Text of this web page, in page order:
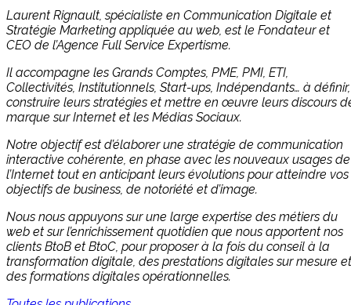
Laurent Rignault, spécialiste en Communication Digitale et
Stratégie Marketing appliquée au web, est le Fondateur et
CEO de l’Agence Full Service Expertisme.
Il accompagne les Grands Comptes, PME, PMI, ETI,
Collectivités, Institutionnels, Start-ups, Indépendants… à définir,
construire leurs stratégies et mettre en œuvre leurs discours
marque sur Internet et les Médias Sociaux.
Notre objectif est d’élaborer une stratégie de communication
interactive cohérente, en phase avec les nouveaux usages de
l’Internet tout en anticipant leurs évolutions pour atteindre vos
objectifs de business, de notoriété et d’image.
Nous nous appuyons sur une large expertise des métiers du
web et sur l’enrichissement quotidien que nous apportent nos
clients BtoB et BtoC, pour proposer à la fois du conseil à la
transformation digitale, des prestations digitales sur mesure et
des formations digitales opérationnelles.